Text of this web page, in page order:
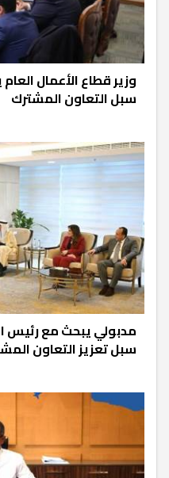
وزير قطاع الأعمال
سبل التعاون المشترك
مدبولي يبحث مع رئيس
سبل تعزيز التعاون